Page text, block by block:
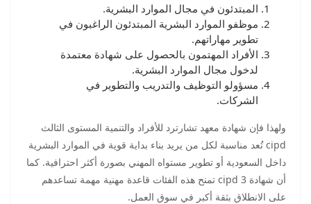
المبتدئون في مجال الموارد البشرية.
موظفو الموارد البشرية المبتدئون الراغبون في
تطوير مهاراتهم.
الأفراد المهتمون بالحصول على شهادة معتمدة
لدخول مجال الموارد البشرية.
مسؤولو التوظيف والتدريب والتطوير في
الشركات.
ولهذا فإن شهادة معهد تشارترد للأفراد والتنمية المستوى الثالث
cipd تُعد مناسبة لكل من يريد بناء بداية قوية في الموارد البشرية
داخل السعودية أو تطوير مستواه المهني بصورة أكثر احترافية. كما
أن شهادة cipd 3 تمنح هذه الفئات قاعدة مهنية مهمة تساعدهم
على الانطلاق بثقة أكبر في سوق العمل.